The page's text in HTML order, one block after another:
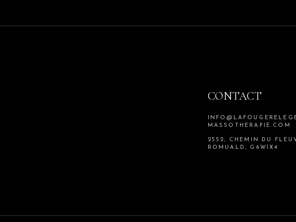
CONTACT
MASSOTHERAPIE.COM
2552, CHEMIN DU
ROMUALD, G6W1X4